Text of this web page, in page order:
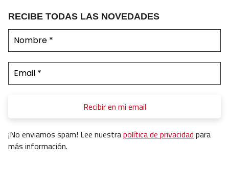
RECIBE TODAS LAS NOVEDADES
¡No enviamos spam! Lee nuestrapolítica de privacidadpara
más información.